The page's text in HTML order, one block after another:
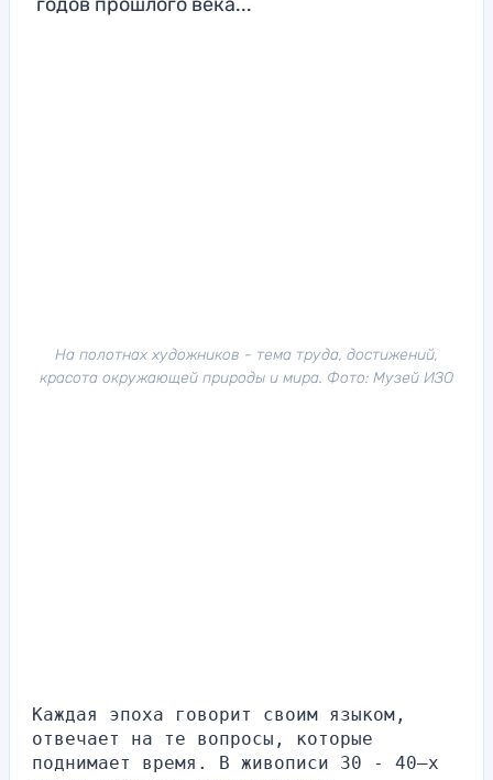
На полотнах художников - тема труда, достижений,
красота окружающей природы и мира. Фото: Музей ИЗО
Каждая эпоха говорит своим языком,
отвечает на те вопросы, которые
поднимает время. В живописи 30 - 40–х